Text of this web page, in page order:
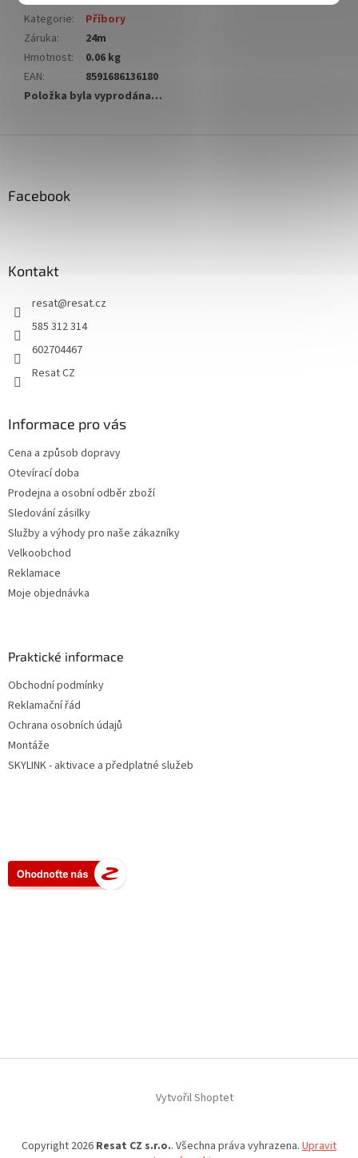
Kategorie:
Příbory
Záruka:
24m
Hmotnost:
0.06 kg
EAN:
8591686136180
Položka byla vyprodána…
Facebook
Kontakt
resat@resat.cz
585 312 314
602704467
Resat CZ
Informace pro vás
Cena a způsob dopravy
Otevírací doba
Prodejna a osobní odběr zboží
Sledování zásilky
Služby a výhody pro naše zákazníky
Velkoobchod
Reklamace
Moje objednávka
Praktické informace
Obchodní podmínky
Reklamační řád
Ochrana osobních údajů
Montáže
SKYLINK - aktivace a předplatné služeb
Vytvořil Shoptet
Copyright 2026 Resat CZ s.r.o.. Všechna práva vyhrazena. Upravit